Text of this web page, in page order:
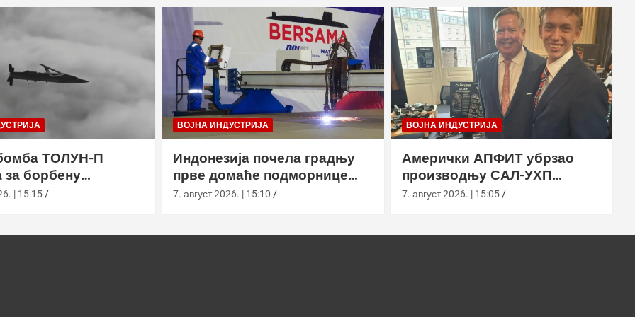
ТОЛУН-П
за борбену
| 15:15
ВОЈНА ИНДУСТРИЈА
Индонезија почела градњу
прве домаће подморнице
класе Сцорпèне
7. август 2026. | 15:10
ВОЈНА ИНДУСТРИЈА
Амерички АПФИТ убрзао
производњу САЛ-УХП
ласера за УССОЦОМ
7. август 2026. | 15:05